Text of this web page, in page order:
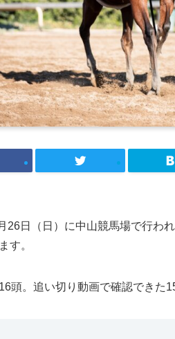
26日（日）に中山競馬場で行わ
す。
頭。追い切り動画で確認できた